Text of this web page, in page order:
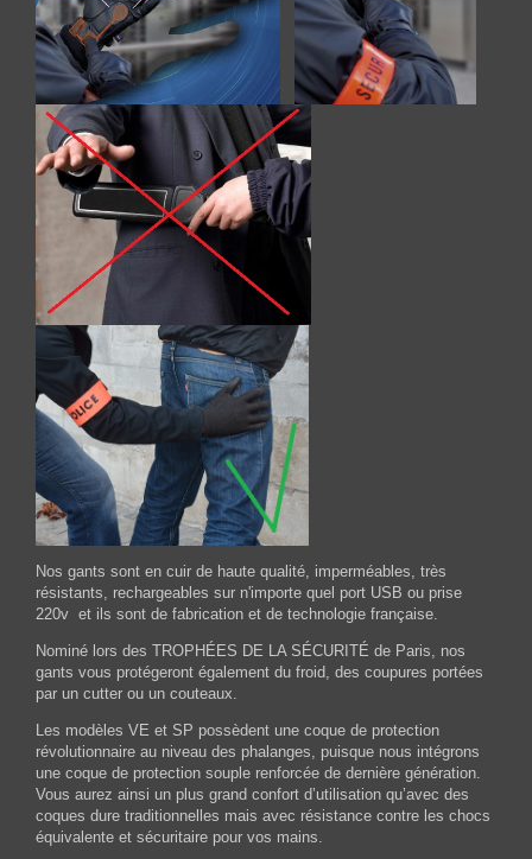
Nos gants sont en cuir de haute qualité, imperméables, très
résistants, rechargeables sur n'importe quel port USB ou prise
220v et ils sont de fabrication et de technologie française.
Nominé lors des TROPHÉES DE LA SÉCURITÉ de Paris, nos
gants vous protégeront également du froid, des coupures portées
par un cutter ou un couteaux.
Les modèles VE et SP possèdent une coque de protection
révolutionnaire au niveau des phalanges, puisque nous intégrons
une coque de protection souple renforcée de dernière génération.
Vous aurez ainsi un plus grand confort d’utilisation qu’avec des
coques dure traditionnelles mais avec résistance contre les chocs
équivalente et sécuritaire pour vos mains.